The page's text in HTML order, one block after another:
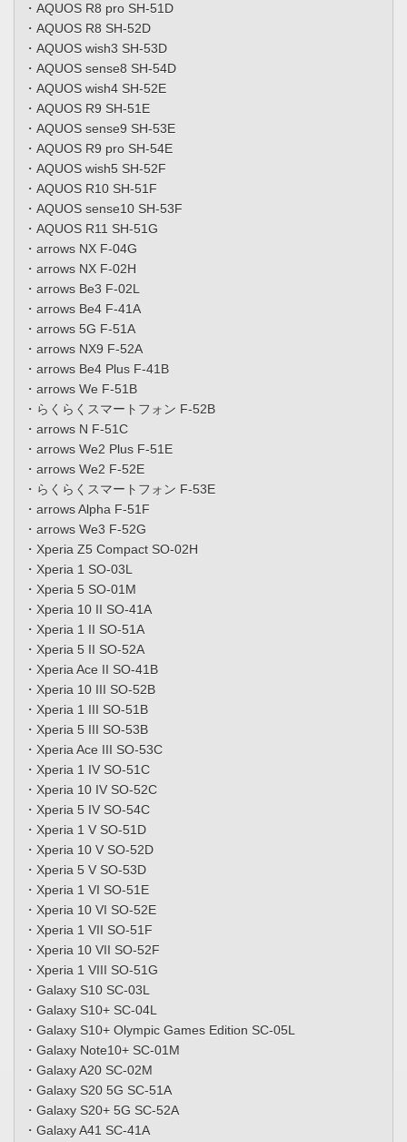
・AQUOS R8 pro SH-51D
・AQUOS R8 SH-52D
・AQUOS wish3 SH-53D
・AQUOS sense8 SH-54D
・AQUOS wish4 SH-52E
・AQUOS R9 SH-51E
・AQUOS sense9 SH-53E
・AQUOS R9 pro SH-54E
・AQUOS wish5 SH-52F
・AQUOS R10 SH-51F
・AQUOS sense10 SH-53F
・AQUOS R11 SH-51G
・arrows NX F-04G
・arrows NX F-02H
・arrows Be3 F-02L
・arrows Be4 F-41A
・arrows 5G F-51A
・arrows NX9 F-52A
・arrows Be4 Plus F-41B
・arrows We F-51B
・らくらくスマートフォン F-52B
・arrows N F-51C
・arrows We2 Plus F-51E
・arrows We2 F-52E
・らくらくスマートフォン F-53E
・arrows Alpha F-51F
・arrows We3 F-52G
・Xperia Z5 Compact SO-02H
・Xperia 1 SO-03L
・Xperia 5 SO-01M
・Xperia 10 II SO-41A
・Xperia 1 II SO-51A
・Xperia 5 II SO-52A
・Xperia Ace II SO-41B
・Xperia 10 III SO-52B
・Xperia 1 III SO-51B
・Xperia 5 III SO-53B
・Xperia Ace III SO-53C
・Xperia 1 IV SO-51C
・Xperia 10 IV SO-52C
・Xperia 5 IV SO-54C
・Xperia 1 V SO-51D
・Xperia 10 V SO-52D
・Xperia 5 V SO-53D
・Xperia 1 VI SO-51E
・Xperia 10 VI SO-52E
・Xperia 1 VII SO-51F
・Xperia 10 VII SO-52F
・Xperia 1 VIII SO-51G
・Galaxy S10 SC-03L
・Galaxy S10+ SC-04L
・Galaxy S10+ Olympic Games Edition SC-05L
・Galaxy Note10+ SC-01M
・Galaxy A20 SC-02M
・Galaxy S20 5G SC-51A
・Galaxy S20+ 5G SC-52A
・Galaxy A41 SC-41A